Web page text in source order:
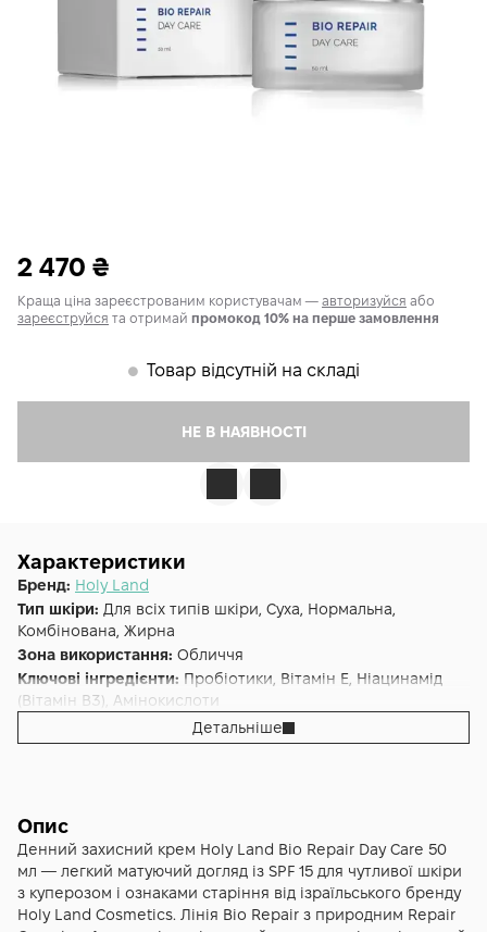
2 470 ₴
Краща ціна зареєстрованим користувачам — авторизуйся або
зареєструйся та отримай промокод 10% на перше замовлення
𒊹 Товар відсутній на складі
НЕ В НАЯВНОСТІ
Характеристики
Бренд: Holy Land
Тип шкіри: Для всіх типів шкіри, Суха, Нормальна,
Комбінована, Жирна
Зона використання: Обличчя
Ключові інгредієнти: Пробіотики, Вітамін E, Ніацинамід
(Вітамін B3), Амінокислоти
Відновлення,Зволоження
Форма випуску:Крем
Альтернативна назва:
Land Bio Repair Day Care Cream
Детальніше
Опис
Денний захисний крем Holy Land Bio Repair Day Care 50
мл — легкий матуючий догляд із SPF 15 для чутливої шкіри
з куперозом і ознаками старіння від ізраїльського бренду
Holy Land Cosmetics. Лінія Bio Repair з природним Repair